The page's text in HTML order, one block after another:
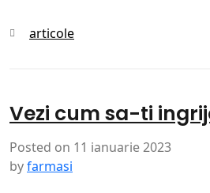
Categories
articole
Vezi cum sa-ti
Posted on 11 ianuarie 2023
byfarmasi